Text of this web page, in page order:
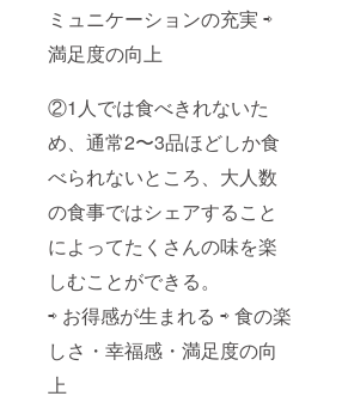
ミュニケーションの充実 ⇨
満足度の向上
②1人では食べきれないた
め、通常2〜3品ほどしか食
べられないところ、大人数
の食事ではシェアすること
によってたくさんの味を楽
しむことができる。
⇨ お得感が生まれる ⇨ 食の楽
しさ・幸福感・満足度の向
上